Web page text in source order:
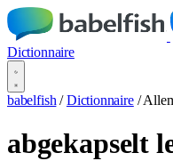
Dictionnaire
babelfish / Dictionnaire /
abgekapselt